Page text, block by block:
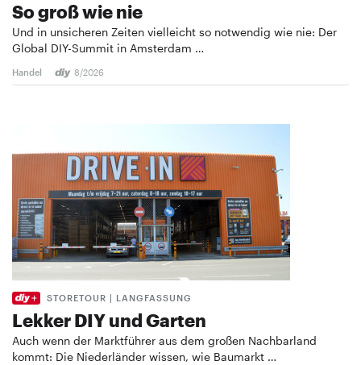
So groß wie nie
Und in unsicheren Zeiten vielleicht so notwendig wie nie: Der
Global DIY-Summit in Amsterdam …
Handel 8/2026
STORETOUR | LANGFASSUNG
Lekker DIY und Garten
Auch wenn der Marktführer aus dem großen Nachbarland
kommt: Die Niederländer wissen, wie Baumarkt …